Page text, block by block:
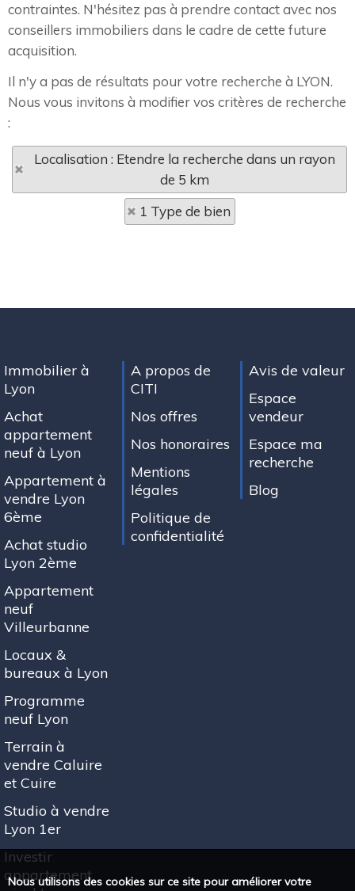
contraintes. N'hésitez pas à prendre contact avec nos
conseillers immobiliers dans le cadre de cette future
acquisition.
Il n'y a pas de résultats pour votre recherche à LYON.
Nous vous invitons à modifier vos critères de recherche
:
Localisation : Etendre la recherche dans un rayon
de 5 km
1 Type de bien
Immobilier à
Lyon
Achat
appartement
neuf à Lyon
Appartement à
vendre Lyon
6ème
Achat studio
Lyon 2ème
Appartement
neuf
Villeurbanne
Locaux &
bureaux à Lyon
Programme
neuf Lyon
Terrain à
vendre Caluire
et Cuire
Studio à vendre
Lyon 1er
Investir
appartement
A propos de
CITI
Nos offres
Nos honoraires
Mentions
légales
Politique de
confidentialité
Avis de valeur
Espace
vendeur
Espace ma
recherche
Blog
Nous utilisons des cookies sur ce site pour améliorer votre